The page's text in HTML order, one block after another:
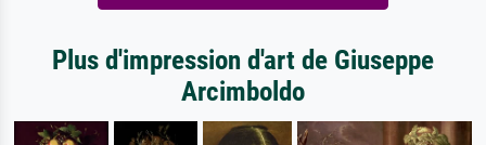
Plus d'impression d'art de Giuseppe
Arcimboldo